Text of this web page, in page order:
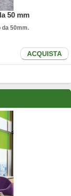
50 mm
da 50mm.
ACQUISTA